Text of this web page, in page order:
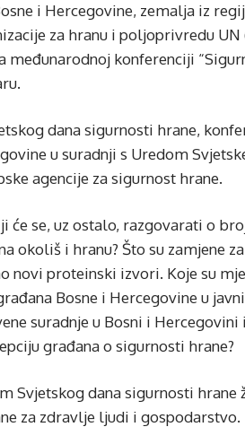
i Hercegovine, zemalja iz
za hranu i poljoprivredu UN
međunarodnoj konferenciji
dana sigurnosti hrane,
u suradnji s Uredom
agencije za sigurnost hrane.
će se, uz ostalo, razgovarati o
okoliš i hranu? Što su zamjene
novi proteinski izvori. Koje su
Bosne i Hercegovine u
suradnje u Bosni i
građana o sigurnosti hrane?
Svjetskog dana sigurnosti
za zdravlje ljudi i gospodarstvo.